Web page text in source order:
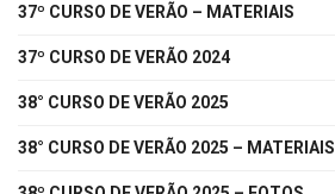
37º CURSO DE VERÃO – MATERIAIS
37º CURSO DE VERÃO 2024
38° CURSO DE VERÃO 2025
38° CURSO DE VERÃO 2025 – MATERIAIS